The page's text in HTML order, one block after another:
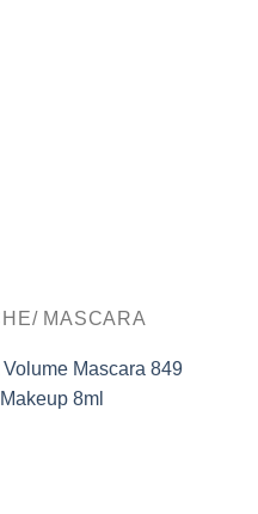
MASCARA
Mascara 849
8ml